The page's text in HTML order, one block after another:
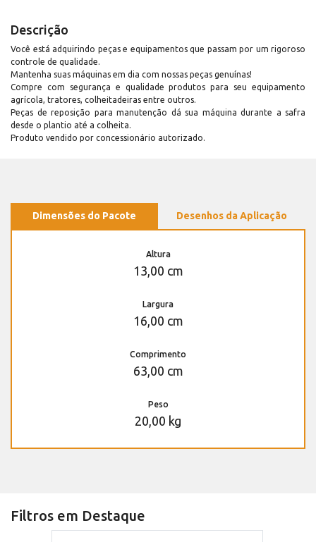
Descrição
Você está adquirindo peças e equipamentos que passam por um rigoroso
controle de qualidade.
Mantenha suas máquinas em dia com nossas peças genuínas!
Compre com segurança e qualidade produtos para seu equipamento
agrícola, tratores, colheitadeiras entre outros.
Peças de reposição para manutenção dá sua máquina durante a safra
desde o plantio até a colheita.
Produto vendido por concessionário autorizado.
Dimensões do Pacote Desenhos da Aplicação
Altura
13,00 cm
Largura
16,00 cm
Comprimento
63,00 cm
Peso
20,00 kg
Filtros em Destaque